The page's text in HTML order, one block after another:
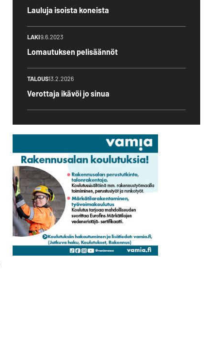
Lauluja isoista koneista
LAKI9.6.2023
Lomautuksen pelisäännöt
TALOUS13.2.2026
Verottaja ikävöi jo sinua